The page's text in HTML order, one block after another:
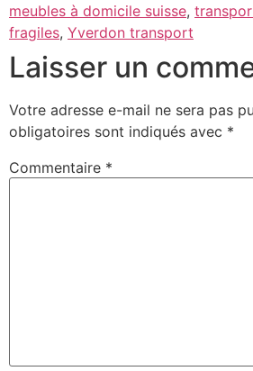
meubles à domicile suisse,
fragiles, Yverdon transport
Laisser un
Votre adresse e-mail ne sera pas
obligatoires sont indiqués avec *
Commentaire *